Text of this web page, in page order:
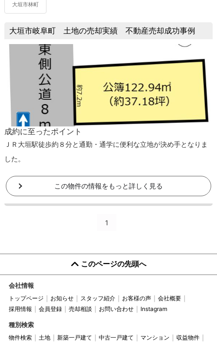
大垣市林町
大垣市岐阜町 土地の売却実績 不動産売却成功事例
成約に至ったポイント
ＪＲ大垣駅徒歩約８分と通勤・通学に便利な立地が決め手となりま
した。
この物件の情報をもっと詳しく見る
1
このページの先頭へ
会社情報
トップページ お知らせ スタッフ紹介 お客様の声
会社概要
採用情報
会員登録 売却相談 お問い合わせ Instagram
種別検索
物件検索 土地 新築一戸建て 中古一戸建て マンション
収益物件